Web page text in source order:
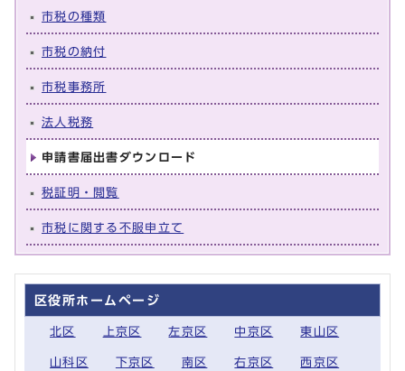
市税の種類
市税の納付
市税事務所
法人税務
申請書届出書ダウンロード
税証明・閲覧
市税に関する不服申立て
区役所ホームページ
北区 上京区 左京区 中京区 東山区
山科区 下京区 南区 右京区 西京区